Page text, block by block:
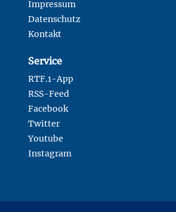
Impressum
Datenschutz
Kontakt
Service
RTF.1-App
RSS-Feed
Facebook
Twitter
Youtube
Instagram